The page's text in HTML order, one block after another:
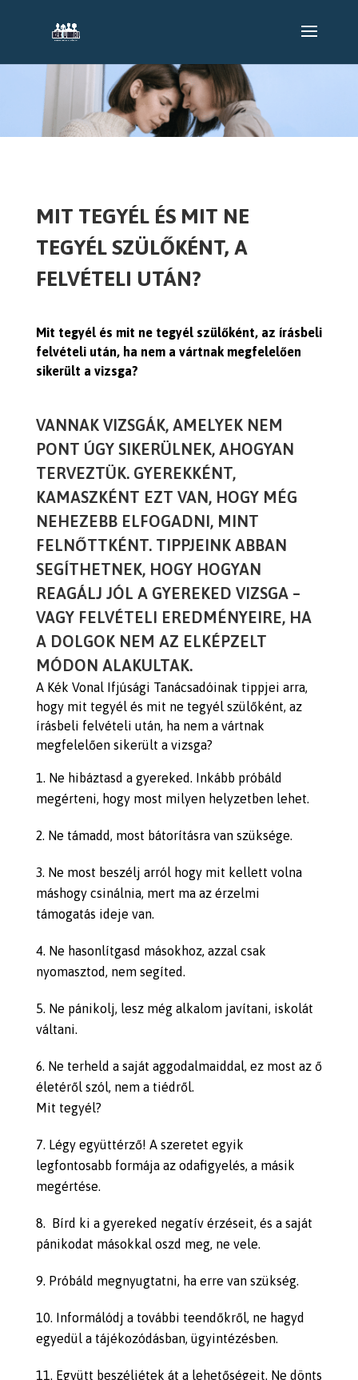
MIT TEGYÉL ÉS MIT NE
TEGYÉL SZÜLŐKÉNT, A
FELVÉTELI UTÁN?
Mit tegyél és mit ne tegyél szülőként, az írásbeli
felvételi után, ha nem a vártnak megfelelően
sikerült a vizsga?
VANNAK VIZSGÁK, AMELYEK NEM
PONT ÚGY SIKERÜLNEK, AHOGYAN
TERVEZTÜK. GYEREKKÉNT,
KAMASZKÉNT EZT VAN, HOGY MÉG
NEHEZEBB ELFOGADNI, MINT
FELNŐTTKÉNT. TIPPJEINK ABBAN
SEGÍTHETNEK, HOGY HOGYAN
REAGÁLJ JÓL A GYEREKED VIZSGA –
VAGY FELVÉTELI EREDMÉNYEIRE, HA
A DOLGOK NEM AZ ELKÉPZELT
MÓDON ALAKULTAK.
A Kék Vonal Ifjúsági Tanácsadóinak tippjei arra,
hogy mit tegyél és mit ne tegyél szülőként, az
írásbeli felvételi után, ha nem a vártnak
megfelelően sikerült a vizsga?
Ne hibáztasd a gyereked. Inkább próbáld
megérteni, hogy most milyen helyzetben lehet.
Ne támadd, most bátorításra van szüksége.
Ne most beszélj arról hogy mit kellett volna
máshogy csinálnia, mert ma az érzelmi
támogatás ideje van.
Ne hasonlítgasd másokhoz, azzal csak
nyomasztod, nem segíted.
Ne pánikolj, lesz még alkalom javítani, iskolát
váltani.
Ne terheld a saját aggodalmaiddal, ez most az ő
életéről szól, nem a tiédről.
Mit tegyél?
Légy együttérző! A szeretet egyik
legfontosabb formája az odafigyelés, a másik
megértése.
Bírd ki a gyereked negatív érzéseit, és a saját
pánikodat másokkal oszd meg, ne vele.
Próbáld megnyugtatni, ha erre van szükség.
Informálódj a további teendőkről, ne hagyd
egyedül a tájékozódásban, ügyintézésben.
Együtt beszéljétek át a lehetőségeit. Ne dönts